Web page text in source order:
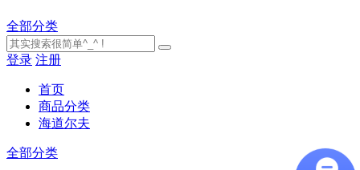
全部分类
登录 注册
首页
商品分类
海道尔夫
全部分类